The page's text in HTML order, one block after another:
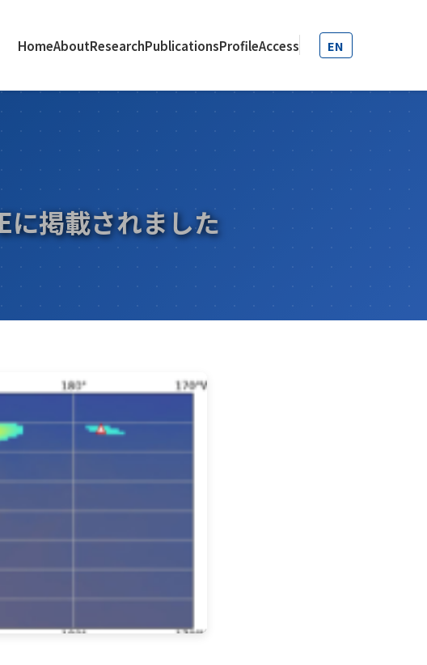
HomeAboutResearchPublicationsProfileAccess EN
に掲載されました